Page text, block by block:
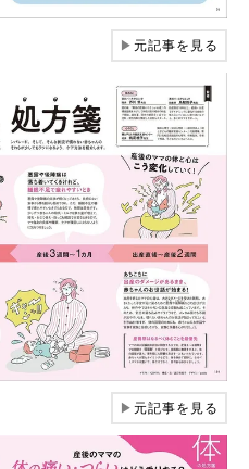
▶元記事を見る
▶元記事を見る